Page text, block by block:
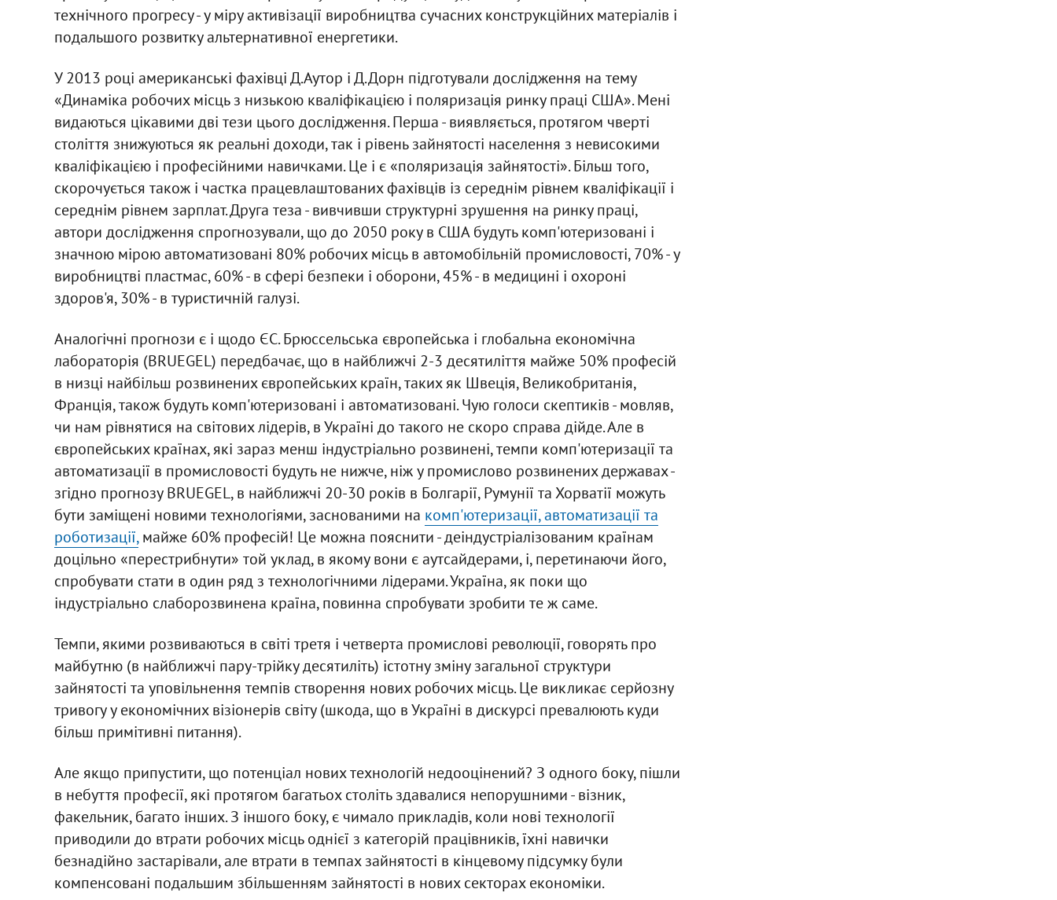
технічного прогресу - у міру активізації виробництва сучасних конструкційних матеріалів і
подальшого розвитку альтернативної енергетики.
У 2013 році американські фахівці Д.Аутор і Д.Дорн підготували дослідження на тему
«Динаміка робочих місць з низькою кваліфікацією і поляризація ринку праці США». Мені
видаються цікавими дві тези цього дослідження. Перша - виявляється, протягом чверті
століття знижуються як реальні доходи, так і рівень зайнятості населення з невисокими
кваліфікацією і професійними навичками. Це і є «поляризація зайнятості». Більш того,
скорочується також і частка працевлаштованих фахівців із середнім рівнем кваліфікації і
середнім рівнем зарплат. Друга теза - вивчивши структурні зрушення на ринку праці,
автори дослідження спрогнозували, що до 2050 року в США будуть комп'ютеризовані і
значною мірою автоматизовані 80% робочих місць в автомобільній промисловості, 70% - у
виробництві пластмас, 60% - в сфері безпеки і оборони, 45% - в медицині і охороні
здоров'я, 30% - в туристичній галузі.
Аналогічні прогнози є і щодо ЄС. Брюссельська європейська і глобальна економічна
лабораторія (BRUEGEL) передбачає, що в найближчі 2-3 десятиліття майже 50% професій
в низці найбільш розвинених європейських країн, таких як Швеція, Великобританія,
Франція, також будуть комп'ютеризовані і автоматизовані. Чую голоси скептиків - мовляв,
чи нам рівнятися на світових лідерів, в Україні до такого не скоро справа дійде. Але в
європейських країнах, які зараз менш індустріально розвинені, темпи комп'ютеризації та
автоматизації в промисловості будуть не нижче, ніж у промислово розвинених державах -
згідно прогнозу BRUEGEL, в найближчі 20-30 років в Болгарії, Румунії та Хорватії можуть
бути заміщені новими технологіями, заснованими на комп'ютеризації, автоматизації та
роботизації,майже 60% професій! Це можна пояснити - деіндустріалізованим країнам
доцільно «перестрибнути» той уклад, в якому вони є аутсайдерами, і, перетинаючи його,
спробувати стати в один ряд з технологічними лідерами. Україна, як поки що
індустріально слаборозвинена країна, повинна спробувати зробити те ж саме.
Темпи, якими розвиваються в світі третя і четверта промислові революції, говорять про
майбутню (в найближчі пару-трійку десятиліть) істотну зміну загальної структури
зайнятості та уповільнення темпів створення нових робочих місць. Це викликає серйозну
тривогу у економічних візіонерів світу (шкода, що в Україні в дискурсі превалюють куди
більш примітивні питання).
Але якщо припустити, що потенціал нових технологій недооцінений? З одного боку, пішли
в небуття професії, які протягом багатьох століть здавалися непорушними - візник,
факельник, багато інших. З іншого боку, є чимало прикладів, коли нові технології
приводили до втрати робочих місць однієї з категорій працівників, їхні навички
безнадійно застарівали, але втрати в темпах зайнятості в кінцевому підсумку були
компенсовані подальшим збільшенням зайнятості в нових секторах економіки.